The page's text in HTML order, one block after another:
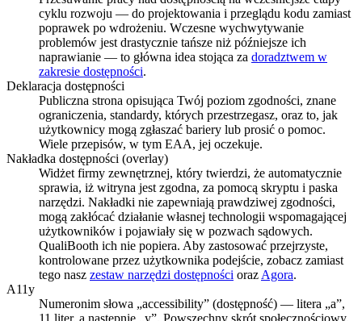
cyklu rozwoju — do projektowania i przeglądu kodu zamiast
poprawek po wdrożeniu. Wczesne wychwytywanie
problemów jest drastycznie tańsze niż późniejsze ich
naprawianie — to główna idea stojąca za doradztwem w
zakresie dostępności.
Deklaracja dostępności
Publiczna strona opisująca Twój poziom zgodności, znane
ograniczenia, standardy, których przestrzegasz, oraz to, jak
użytkownicy mogą zgłaszać bariery lub prosić o pomoc.
Wiele przepisów, w tym EAA, jej oczekuje.
Nakładka dostępności (overlay)
Widżet firmy zewnętrznej, który twierdzi, że automatycznie
sprawia, iż witryna jest zgodna, za pomocą skryptu i paska
narzędzi. Nakładki nie zapewniają prawdziwej zgodności,
mogą zakłócać działanie własnej technologii wspomagającej
użytkowników i pojawiały się w pozwach sądowych.
QualiBooth ich nie popiera. Aby zastosować przejrzyste,
kontrolowane przez użytkownika podejście, zobacz zamiast
tego nasz zestaw narzędzi dostępności oraz Agora.
A11y
Numeronim słowa „accessibility” (dostępność) — litera „a”,
11 liter, a następnie „y”. Powszechny skrót społecznościowy,